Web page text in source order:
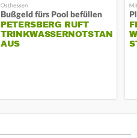
Bußgeld fürs Pool befüllen
PETERSBERG RUFT
TRINKWASSERNOTSTAND
AUS